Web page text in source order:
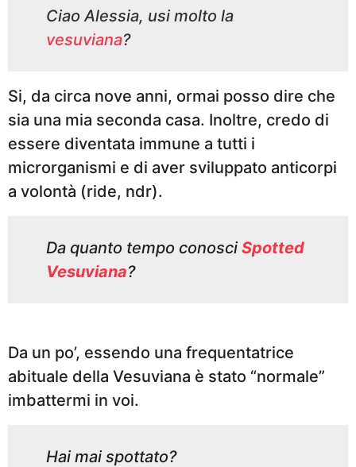
Ciao Alessia, usi molto la
vesuviana?
Si, da circa nove anni, ormai posso dire che
sia una mia seconda casa. Inoltre, credo di
essere diventata immune a tutti i
microrganismi e di aver sviluppato anticorpi
a volontà (ride, ndr).
Da quanto tempo conosci Spotted
Vesuviana?
Da un po’, essendo una frequentatrice
abituale della Vesuviana è stato “normale”
imbattermi in voi.
Hai mai spottato?